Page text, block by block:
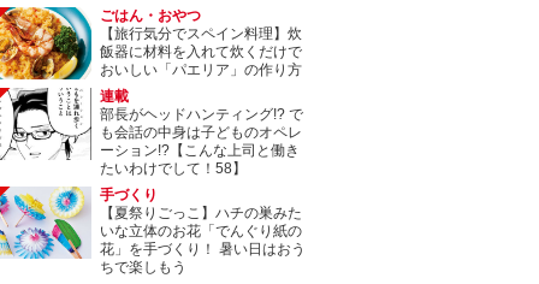
ごはん・おやつ
【旅行気分でスペイン料理】炊
飯器に材料を入れて炊くだけで
おいしい「パエリア」の作り方
連載
部長がヘッドハンティング!? で
も会話の中身は子どものオペレ
ーション!?【こんな上司と働き
たいわけでして！58】
手づくり
【夏祭りごっこ】ハチの巣みた
いな立体のお花「でんぐり紙の
花」を手づくり！ 暑い日はおう
ちで楽しもう